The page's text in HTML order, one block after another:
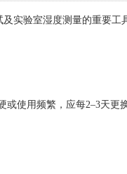
实验室湿度测量的重要工
使用频繁，应每2–3天更换